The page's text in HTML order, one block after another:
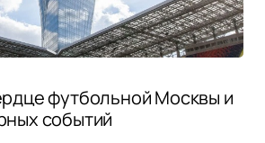
футбольной Москвы и
событий